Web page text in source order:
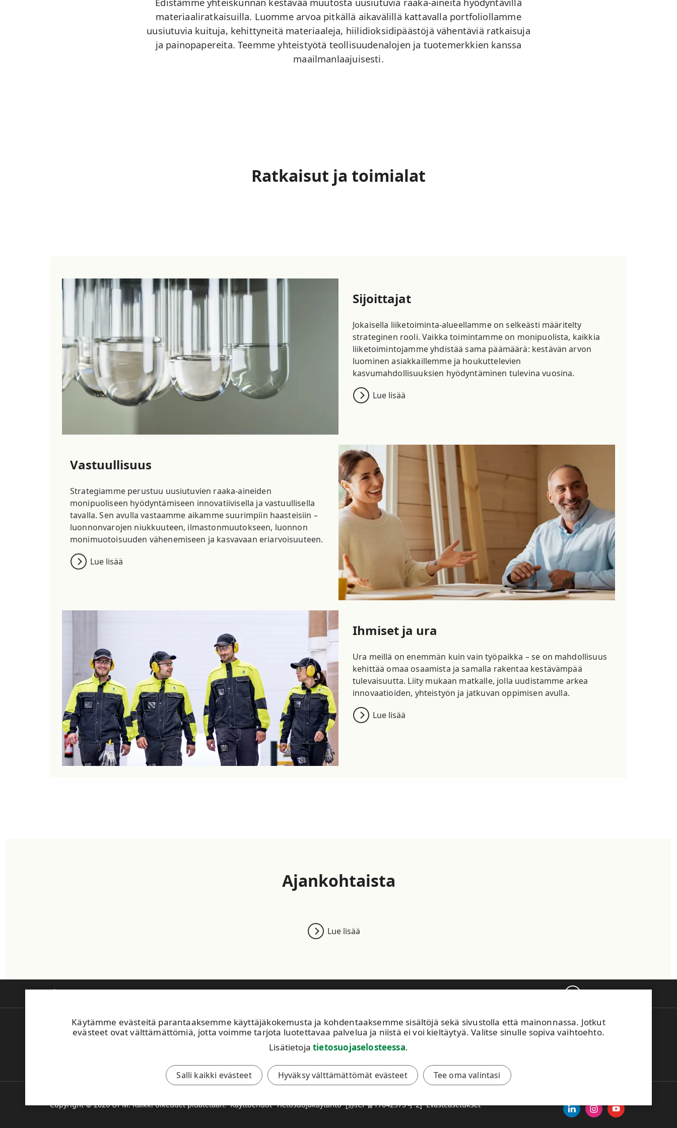
materiaaliratkaisuilla. Luomme arvoa pitkällä aikavälillä kattavalla portfoliollamme
uusiutuvia kuituja, kehittyneitä materiaaleja, hiilidioksidipäästöjä vähentäviä ratkaisuja
ja painopapereita. Teemme yhteistyötä teollisuudenalojen ja tuotemerkkien kanssa
maailmanlaajuisesti.
Ratkaisut ja toimialat
Sijoittajat
Jokaisella liiketoiminta-alueellamme on selkeästi määritelty
strateginen rooli. Vaikka toimintamme on monipuolista, kaikkia
liiketoimintojamme yhdistää sama päämäärä: kestävän arvon
luominen asiakkaillemme ja houkuttelevien
kasvumahdollisuuksien hyödyntäminen tulevina vuosina.
Lue lisää
Vastuullisuus
Strategiamme perustuu uusiutuvien raaka-aineiden
monipuoliseen hyödyntämiseen innovatiivisella ja vastuullisella
tavalla. Sen avulla vastaamme aikamme suurimpiin haasteisiin –
luonnonvarojen niukkuuteen, ilmastonmuutokseen, luonnon
monimuotoisuuden vähenemiseen ja kasvavaan eriarvoisuuteen.
Lue lisää
Ihmiset ja ura
Ura meillä on enemmän kuin vain työpaikka – se on mahdollisuus
kehittää omaa osaamista ja samalla rakentaa kestävämpää
tulevaisuutta. Liity mukaan matkalle, jolla uudistamme arkea
innovaatioiden, yhteistyön ja jatkuvan oppimisen avulla.
Lue lisää
Ajankohtaista
Lue lisää
Käytämme evästeitä parantaaksemme käyttäjäkokemusta ja kohdentaaksemme sisältöjä sekä sivustolla että mainonnassa. Jotkut
evästeet ovat välttämättömiä, jotta voimme tarjota luotettavaa palvelua ja niistä ei voi kieltäytyä. Valitse sinulle sopiva vaihtoehto.
Lisätietojatietosuojaselosteessa.
Salli kaikki evästeet Hyväksy välttämättömät evästeet Tee oma valintasi
Laskutus
Turvallisuusperehdytys
Avoimet työpaikat
Kuvapankki
Tilaa tiedotteet
UPM Vaihde
0204 15 111
Copyright © 2026 UPM. Kaikki oikeudet pidätetään. Käyttöehdot Tietosuojakäytäntö [苏ICP备17042973号-2] Evästeasetukset